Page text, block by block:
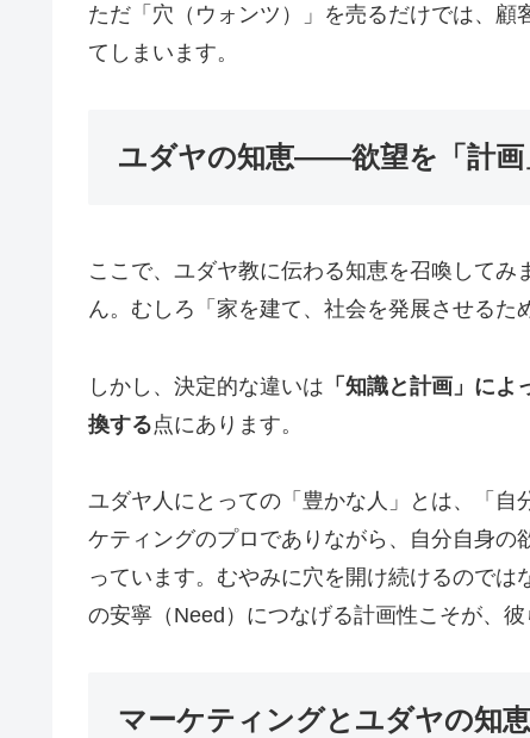
ただ「穴（ウォンツ）」を売るだけでは、
てしまいます。
ユダヤの知恵——欲望を「計画
ここで、ユダヤ教に伝わる知恵を召喚して
ん。むしろ「家を建て、社会を発展させるた
しかし、決定的な違いは 「知識と計画」に
換する点にあります。
ユダヤ人にとっての「豊かな人」とは、「
ケティングのプロでありながら、自分自身
っています。むやみに穴を開け続けるので
の安寧（Need）につなげる計画性こそが、彼
マーケティングとユダヤの知